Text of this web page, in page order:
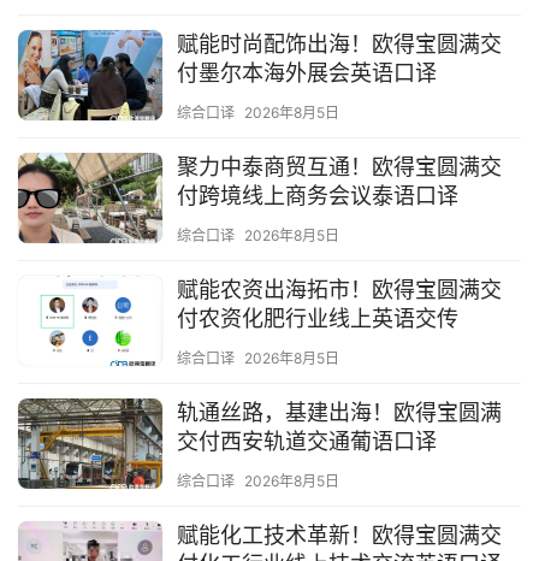
赋能时尚配饰出海！欧得宝圆满交
付墨尔本海外展会英语口译
综合口译 2026年8月5日
聚力中泰商贸互通！欧得宝圆满交
付跨境线上商务会议泰语口译
综合口译 2026年8月5日
赋能农资出海拓市！欧得宝圆满交
付农资化肥行业线上英语交传
综合口译 2026年8月5日
轨通丝路，基建出海！欧得宝圆满
交付西安轨道交通葡语口译
综合口译 2026年8月5日
赋能化工技术革新！欧得宝圆满交